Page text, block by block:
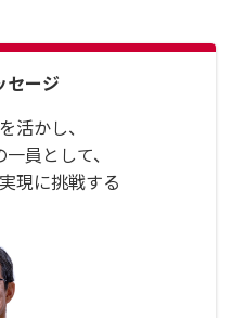
セージ
活かし、
員として、
現に挑戦する